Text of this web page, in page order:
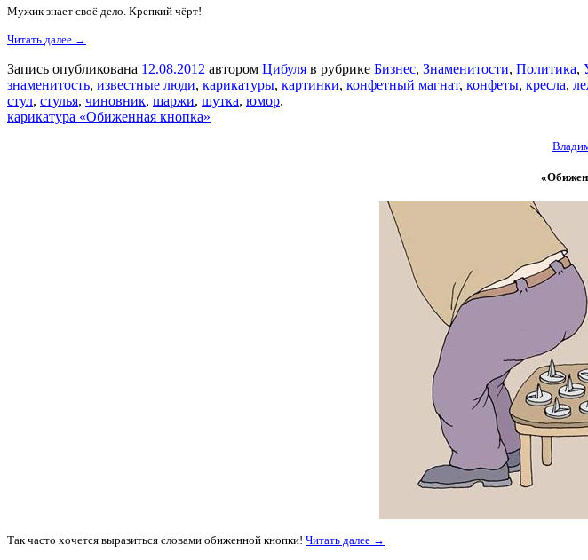
Мужик знает своё дело. Крепкий чёрт!
Читать далее →
Запись опубликована 12.08.2012 автором Цибуля в рубрике Бизнес, Знаменитости, Политика,
знаменитость, известные люди, карикатуры, картинки, конфетный магнат, конфеты, кресла,
стул, стулья, чиновник, шаржи, шутка, юмор.
карикатура «Обиженная кнопка»
Так часто хочется выразиться словами обиженной кнопки! Читать далее →